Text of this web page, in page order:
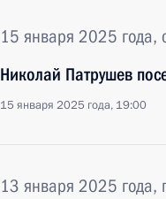
15 января 2025 года,
Николай Патрушев
15 января 2025 года, 19:00
13 января 2025 года,